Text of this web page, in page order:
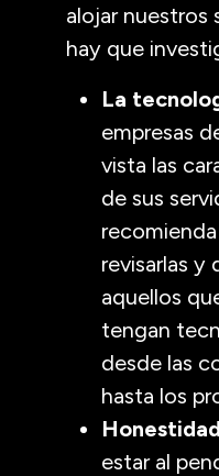
alojar nuestros
hay que
La
empresas
vista las
de sus
revisarlas y
aquellos
tengan
desde las
hasta los
Honestidad
estar al